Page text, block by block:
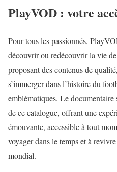
PlayVOD : votre
Pour tous les passionnés,
découvrir ou redécouvrir la vie
proposant des contenus de
s’immerger dans l’histoire du
emblématiques. Le documentaire
de ce catalogue, offrant une
émouvante, accessible à tout
voyager dans le temps et à
mondial.